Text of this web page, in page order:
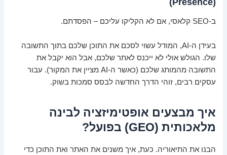
ב-SEO קלאסי, אם לא הקליקו עליכם – הפסדתם.
בעידן ה-AI, המודל עשוי לסכם את התוכן שלכם בתוך התשובה
שלו. הגולש אולי לא ייכנס לאתר שלכם, אבל הוא יקבל את
התשובה מהמותג שלכם (כאשר ה-AI מציין את המקור). עבור
עסקים רבים, זוהי הדרך החדשה לבסס סמכות בשוק.
איך מבצעים אופטימיזציה לבינה
מלאכותית (GEO) בפועל?
הבנו את התיאוריה. כעת, איך משנים את האתר ואת התוכן כדי